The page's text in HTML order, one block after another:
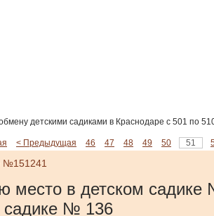
детскими садиками в Краснодаре с 501 по
< Предыдущая 46 47 48 49 50 51
№151241
место в детском садике
садике № 136